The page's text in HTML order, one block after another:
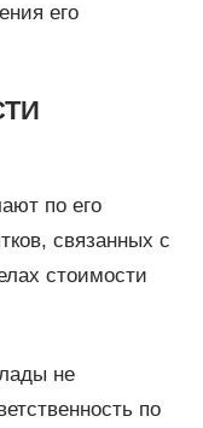
его
по его
связанных с
стоимости
не
по